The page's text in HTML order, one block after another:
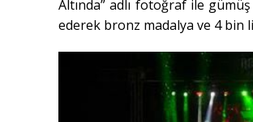
Altında” adlı fotoğraf ile
ederek bronz madalya ve 4 bin